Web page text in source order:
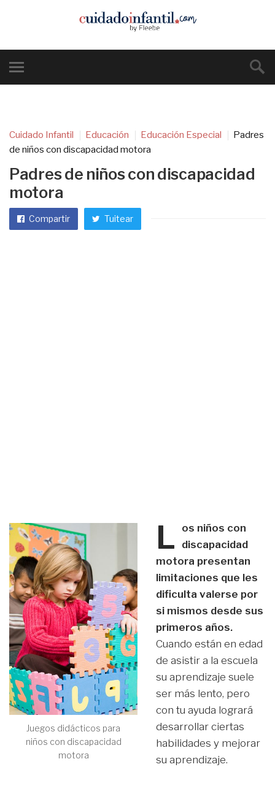
Cuidado Infantil Educación Educación Especial
Padres
de niños con discapacidad motora
Padres de niños con discapacidad
motora
Compartir Tuitear
Juegos didácticos para
niños con discapacidad
motora
L
os niños con
discapacidad
motora presentan
limitaciones que les
dificulta valerse por
si mismos desde sus
primeros años.
Cuando están en edad
de asistir a la escuela
su aprendizaje suele
ser más lento, pero
con tu ayuda logrará
desarrollar ciertas
habilidades y mejorar
su aprendizaje.